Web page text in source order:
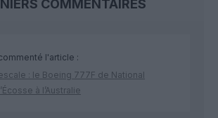
COMMENTAIRES
l'article :
: le Boeing 777F de National
à l’Australie